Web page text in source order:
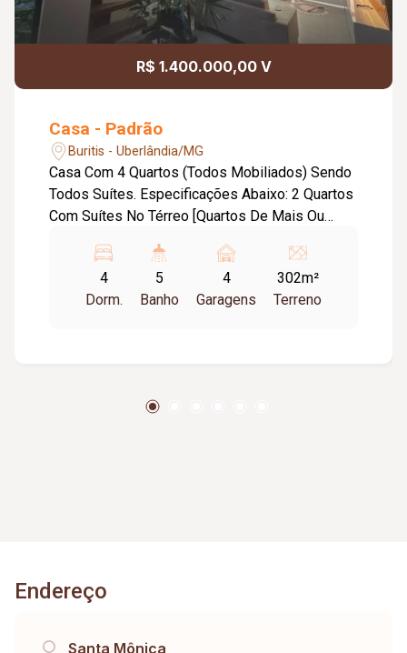
R$ 1.400.000,00 V
Casa - Padrão
Buritis - Uberlândia/MG
Casa Com 4 Quartos (Todos Mobiliados) Sendo
Todos Suítes. Especificações Abaixo: 2 Quartos
Com Suítes No Térreo [Quartos De Mais Ou
Ar Condicionado [Quarto E Closet De Mais Ou
Menos 13 M²] 1 Quarto Suíte Usado Como
Escritório Parte Superior E Ar Condicionado
4.35 MT (20 Pessoas) Cozinha Com Forro De
Lambril Churrasqueira Parrilha Alto Padrão Em
4
Dorm.
5
Banho
4
Garagens
302m²
Terreno
Endereço
Santa Mônica